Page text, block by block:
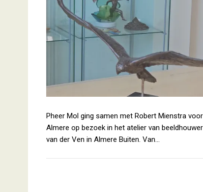
Pheer Mol ging samen met Robert Mienstra
Almere op bezoek in het atelier van
van der Ven in Almere Buiten. Van…